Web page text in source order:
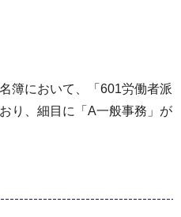
簿において、「601労働者派
り、細目に「A一般事務」が